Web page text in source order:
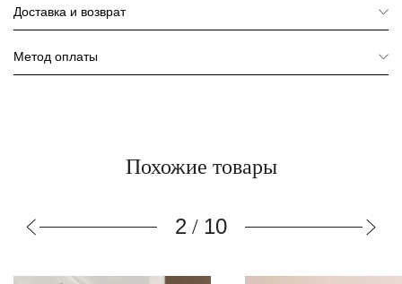
Доставка и возврат
Метод оплаты
Похожие товары
3 / 10